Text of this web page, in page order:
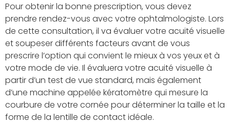
Pour obtenir la bonne prescription, vous devez
prendre rendez-vous avec votre ophtalmologiste. Lors
de cette consultation, il va évaluer votre acuité visuelle
et soupeser différents facteurs avant de vous
prescrire l’option qui convient le mieux à vos yeux et à
votre mode de vie. Il évaluera votre acuité visuelle à
partir d’un test de vue standard, mais également
d’une machine appelée kératomètre qui mesure la
courbure de votre cornée pour déterminer la taille et la
forme de la lentille de contact idéale.